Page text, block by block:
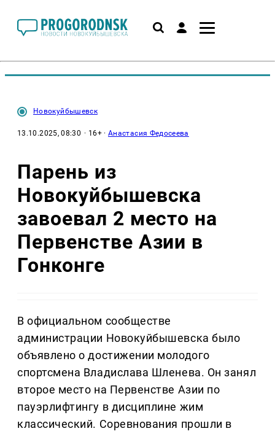
Новокуйбышевск
13.10.2025, 08:30 · 16+ ·Анастасия Федосеева
Парень из
Новокуйбышевска
завоевал 2 место на
Первенстве Азии в
Гонконге
В официальном сообществе
администрации Новокуйбышевска было
объявлено о достижении молодого
спортсмена Владислава Шленева. Он занял
второе место на Первенстве Азии по
пауэрлифтингу в дисциплине жим
классический. Соревнования прошли в